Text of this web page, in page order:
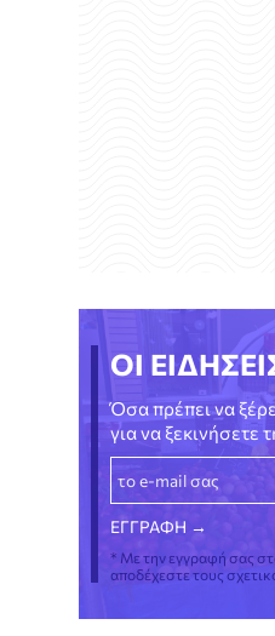
ΟΙ
Όσα πρέπει να
για να ξεκινήσετε
* Με την εγγραφή σας
αποδέχεστε τους